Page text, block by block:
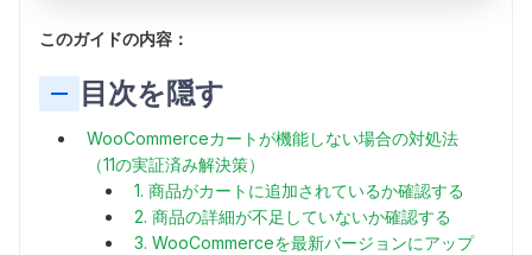
このガイドの内容：
目次を隠す
WooCommerceカートが機能しない場合の対処法
（11の実証済み解決策）
1. 商品がカートに追加されているか確認する
2. 商品の詳細が不足していないか確認する
3. WooCommerceを最新バージョンにアップ